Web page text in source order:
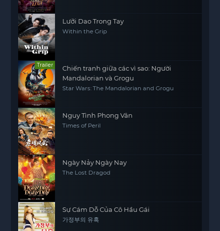
Lưỡi Dao Trong Tay
Within the Grip
Trailer
Chiến tranh giữa các vì sao: Người
Mandalorian và Grogu
Star Wars: The Mandalorian and Grogu
Nguy Tình Phong Vân
Times of Peril
Ngày Nảy Ngày Nay
The Lost Dragod
Sự Cám Dỗ Của Cô Hầu Gái
가정부의 유혹